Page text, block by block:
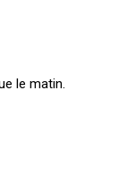
le matin.